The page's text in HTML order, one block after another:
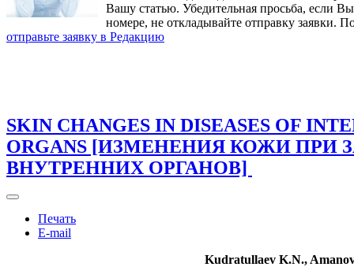
Вашу статью. Убедительная просьба, если
номере, не откладывайте отправку заявки.
отправьте заявку в Редакцию
SKIN CHANGES IN DISEASES OF
ORGANS [ИЗМЕНЕНИЯ КОЖИ ПРИ
ВНУТРЕННИХ ОРГАНОВ]
Печать
E-mail
Kudratullaev K.N.,